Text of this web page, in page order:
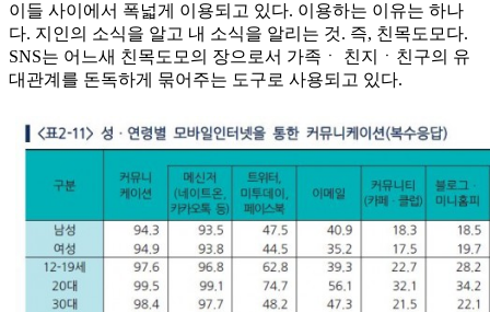
이들 사이에서 폭넓게 이용되고 있다. 이용하는 이유는 하나
다. 지인의 소식을 알고 내 소식을 알리는 것. 즉, 친목도모다.
SNS는 어느새 친목도모의 장으로서 가족ㆍ 친지ㆍ친구의 유
대관계를 돈독하게 묶어주는 도구로 사용되고 있다.